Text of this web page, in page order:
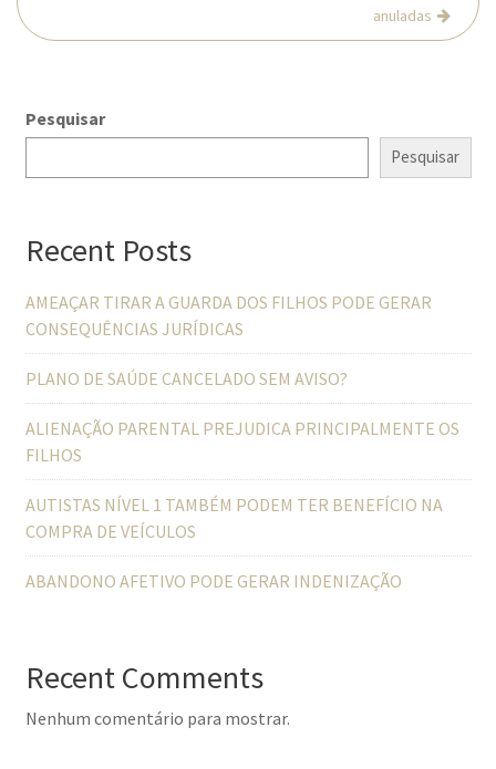
anuladas
Pesquisar
Pesquisar
Recent Posts
AMEAÇAR TIRAR A GUARDA DOS FILHOS PODE GERAR
CONSEQUÊNCIAS JURÍDICAS
PLANO DE SAÚDE CANCELADO SEM AVISO?
ALIENAÇÃO PARENTAL PREJUDICA PRINCIPALMENTE OS
FILHOS
AUTISTAS NÍVEL 1 TAMBÉM PODEM TER BENEFÍCIO NA
COMPRA DE VEÍCULOS
ABANDONO AFETIVO PODE GERAR INDENIZAÇÃO
Recent Comments
Nenhum comentário para mostrar.